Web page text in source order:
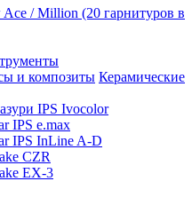
Ace / Million (20 гарнитуров в
Керамические
IPS Ivocolor
IPS e.max
IPS InLine A-D
CZR
EX-3